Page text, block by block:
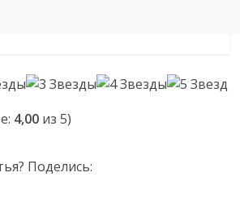
4,00 из 5)
Поделись: